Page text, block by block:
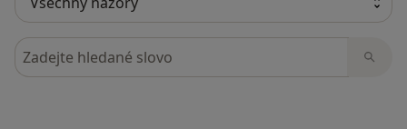
Hledejte v názorech